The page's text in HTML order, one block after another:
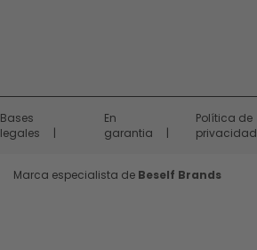
Bases
legales
En
garantia
Política de
privacidad
Marca especialista de Beself Brands